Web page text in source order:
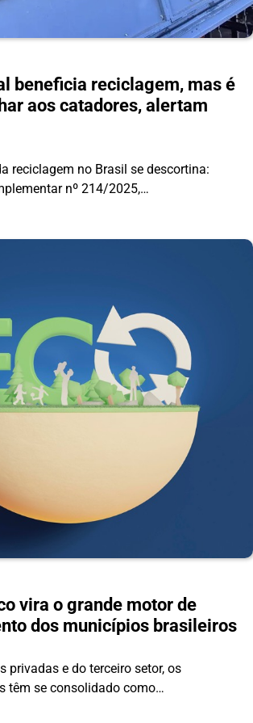
beneficia reciclagem, mas é
aos catadores, alertam
reciclagem no Brasil se descortina:
nº 214/2025,…
vira o grande motor de
dos municípios brasileiros
privadas e do terceiro setor, os
têm se consolidado como…